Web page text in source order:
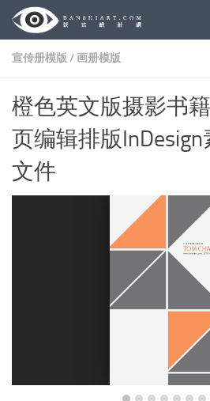
Skip to content
宣传册模版 /画册模版
橙色英文版摄影书
页编辑排版
文件